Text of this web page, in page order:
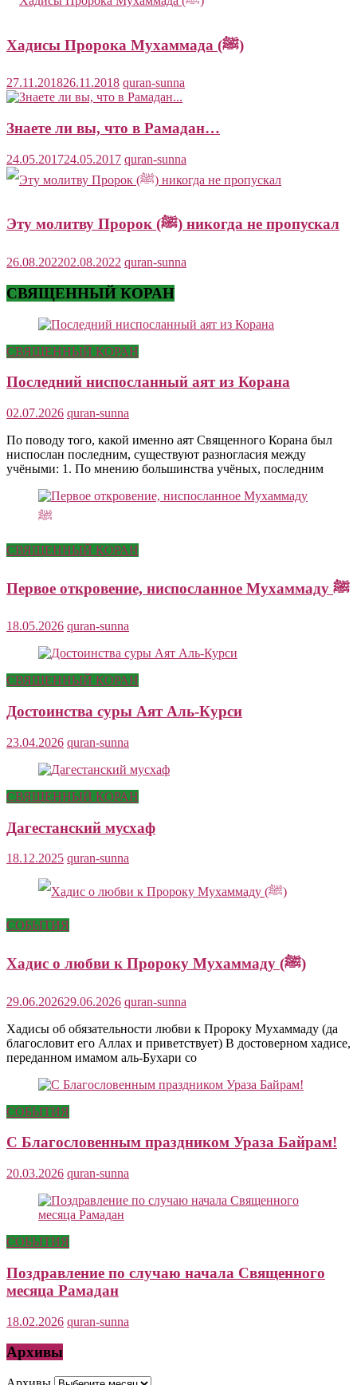
Хадисы Пророка Мухаммада (ﷺ)
27.11.201826.11.2018 quran-sunna
Знаете ли вы, что в Рамадан…
24.05.201724.05.2017 quran-sunna
Эту молитву Пророк (ﷺ) никогда не пропускал
26.08.202202.08.2022 quran-sunna
СВЯЩЕННЫЙ КОРАН
СВЯЩЕННЫЙ КОРАН
Последний ниспосланный аят из Корана
02.07.2026 quran-sunna
По поводу того, какой именно аят Священного Корана был
ниспослан последним, существуют разногласия между
учёными: 1. По мнению большинства учёных, последним
СВЯЩЕННЫЙ КОРАН
Первое откровение, ниспосланное Мухаммаду ﷺ
18.05.2026 quran-sunna
СВЯЩЕННЫЙ КОРАН
Достоинства суры Аят Аль-Курси
23.04.2026 quran-sunna
СВЯЩЕННЫЙ КОРАН
Дагестанский мусхаф
18.12.2025 quran-sunna
СОБЫТИЯ
Хадис о любви к Пророку Мухаммаду (ﷺ)
29.06.202629.06.2026 quran-sunna
Хадисы об обязательности любви к Пророку Мухаммаду (да
благословит его Аллах и приветствует) В достоверном хадисе,
переданном имамом аль-Бухари со
СОБЫТИЯ
С Благословенным праздником Ураза Байрам!
20.03.2026 quran-sunna
СОБЫТИЯ
Поздравление по случаю начала Священного
месяца Рамадан
18.02.2026 quran-sunna
Архивы